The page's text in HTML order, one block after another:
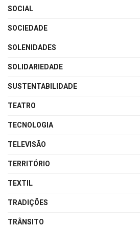
SOCIAL
SOCIEDADE
SOLENIDADES
SOLIDARIEDADE
SUSTENTABILIDADE
TEATRO
TECNOLOGIA
TELEVISÃO
TERRITÓRIO
TEXTIL
TRADIÇÕES
TRÂNSITO